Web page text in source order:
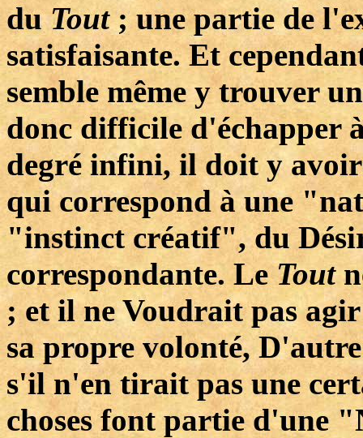
duTout; une partie de
satisfaisante. Et
semble même y trouver
donc difficile d'échapper
degré infini, il doit y avoir
qui correspond à une
"instinct créatif", du
correspondante. LeTout
; et il ne Voudrait pas
sa propre volonté,
s'il n'en tirait pas une
choses font partie d'une